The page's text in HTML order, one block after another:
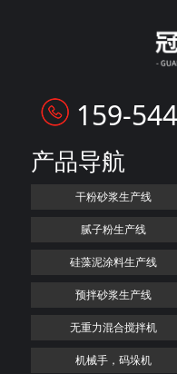
159-
产品导航
干粉砂浆生产线
腻子粉生产线
硅藻泥涂料生产线
预拌砂浆生产线
无重力混合搅拌机
机械手，码垛机